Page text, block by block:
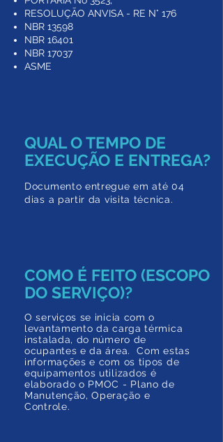
RESOLUÇÃO ANVISA - RE N° 176
NBR 13598
NBR 16401
NBR 17037
ASME
QUAL O TEMPO DE
EXECUÇÃO E ENTREGA?
Documento entregue em até 04
dias a partir da visita técnica.
COMO É FEITO (ESCOPO
DO SERVIÇO)?
O serviços se inicia com o
levantamento da carga térmica
instalada, do número de
ocupantes e da área. Com estas
informações e com os tipos de
equipamentos utilizados é
elaborado o PMOC - Plano de
Manutenção, Operação e
Controle.